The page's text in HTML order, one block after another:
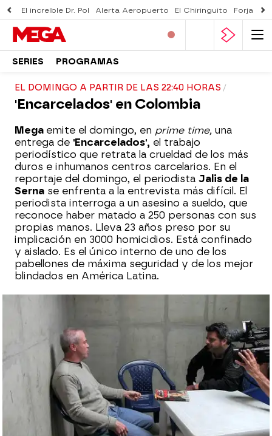
El increíble Dr. Pol Alerta Aeropuerto El Chiringuito Forjado
SERIES PROGRAMAS
EL DOMINGO A PARTIR DE LAS 22:40 HORAS
'Encarcelados' en Colombia
Mega emite el domingo, en prime time, una
entrega de 'Encarcelados', el trabajo
periodístico que retrata la crueldad de los más
duros e inhumanos centros carcelarios. En el
reportaje del domingo, el periodista Jalis de la
Serna se enfrenta a la entrevista más difícil. El
periodista interroga a un asesino a sueldo, que
reconoce haber matado a 250 personas con sus
propias manos. Lleva 23 años preso por su
implicación en 3000 homicidios. Está confinado
y aislado. Es el único interno de uno de los
pabellones de máxima seguridad y de los mejor
blindados en América Latina.